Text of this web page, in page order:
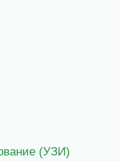
(УЗИ)